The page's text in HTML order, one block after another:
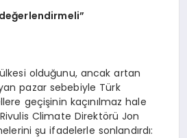
olduğunu, ancak artan
pazar sebebiyle Türk
geçişinin kaçınılmaz hale
Climate Direktörü Jon
şu ifadelerle sonlandırdı: